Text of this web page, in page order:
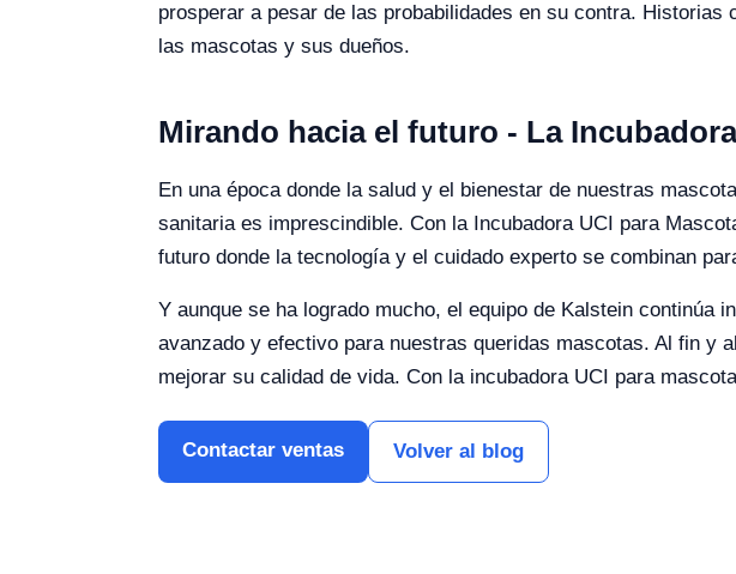
prosperar a pesar de las probabilidades en su contra.
las mascotas y sus dueños.
Mirando hacia el futuro - La
En una época donde la salud y el bienestar de nuestras
sanitaria es imprescindible. Con la Incubadora UCI para
futuro donde la tecnología y el cuidado experto se combinan
Y aunque se ha logrado mucho, el equipo de Kalstein continúa
avanzado y efectivo para nuestras queridas mascotas. Al fin y
mejorar su calidad de vida. Con la incubadora UCI para
Contactar ventas Volver al blog